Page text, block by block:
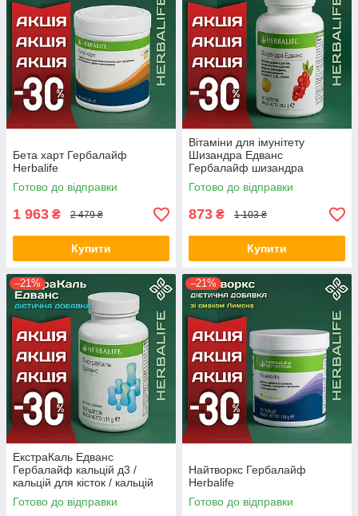
Бета харт Гербалайф
Herbalife
Готово до відправки
1 963 ₴ 2 479 ₴
Купити
Вітаміни для імунітету
Шизандра Едванс
Гербалайф шизандра
гербалайф / антиоксиданти /
шизандра Оригінал Herbalife
Готово до відправки
873 ₴ 1 103 ₴
Купити
–21%
ЕкстраКаль Едванс
Гербалайф кальцій д3 /
кальцій для кісток / кальцій
магній цинк / вітаміни для
кісток Оригінал Herbalife
Готово до відправки
–21%
Найтворкс Гербалайф
Herbalife
Готово до відправки